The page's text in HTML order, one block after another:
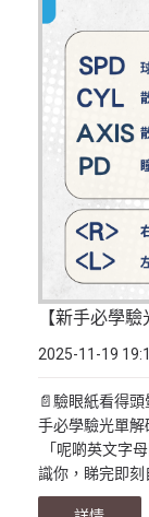
【新手必學驗
2025-11-19
📄驗眼紙看得
手必學驗光單解
「呢啲英文字
識你，睇完即刻